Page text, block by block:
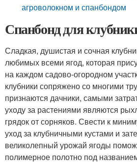
агроволокном и спанбондом
Спанбонд для
Сладкая, душистая и сочная
любимых всеми ягод, которая
на каждом садово-огородном
клубники сопряжено со многими
признаются дачники, самыми
уходу за растениями являются
грядок от сорняков. Свести к
уход за клубничными кустами и
великолепный урожай ягоды
полимерное полотно под